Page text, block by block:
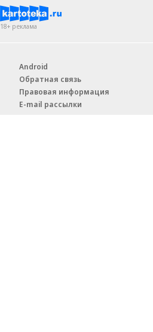
18+ реклама
Android
Обратная связь
Правовая информация
E-mail рассылки